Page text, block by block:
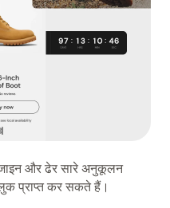
और ढेर सारे अनुकूलन
प्राप्त कर सकते हैं।